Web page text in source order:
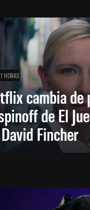
HORAS
cambia de
de El
Fincher